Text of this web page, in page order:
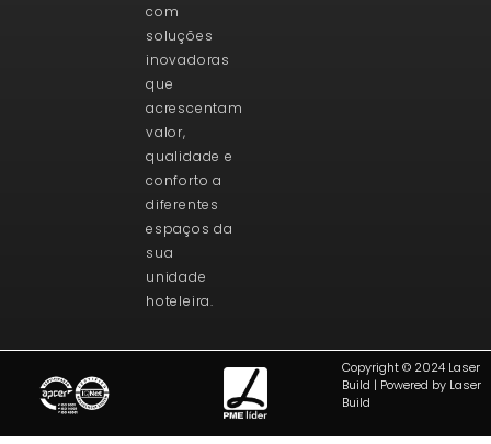
com
soluções
inovadoras
que
acrescentam
valor,
qualidade e
conforto a
diferentes
espaços da
sua
unidade
hoteleira.
Copyright © 2024 Laser
Build | Powered by Laser
Build